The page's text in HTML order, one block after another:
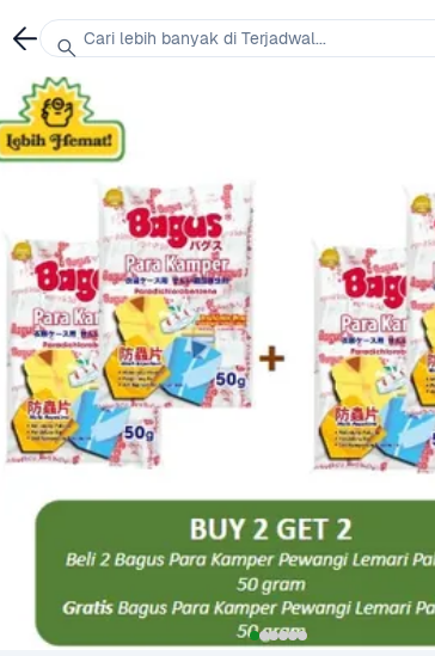
Cari lebih banyak di Terjadwal...